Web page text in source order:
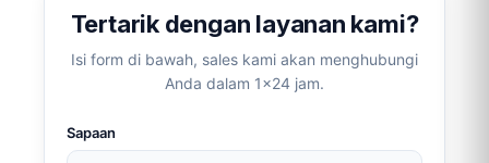
Tertarik dengan layanan kami?
Isi form di bawah, sales kami akan menghubungi
Anda dalam 1×24 jam.
Sapaan